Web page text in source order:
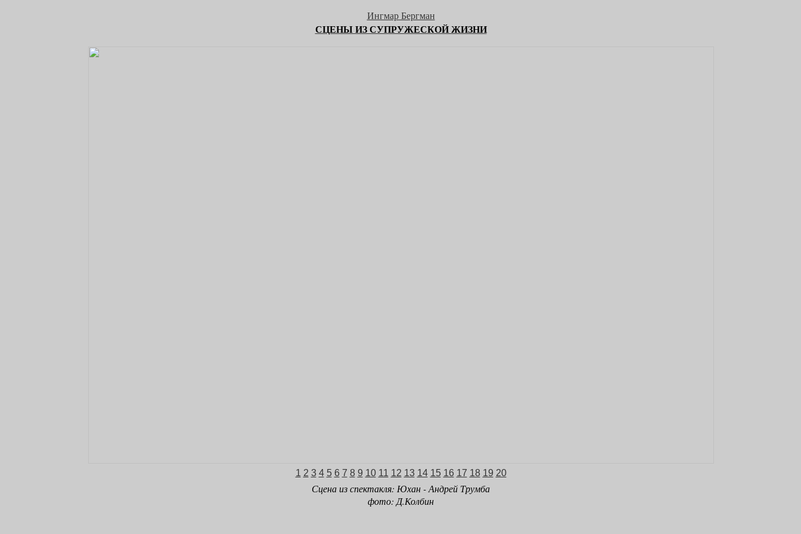
Ингмар Бергман
СЦЕНЫ ИЗ СУПРУЖЕСКОЙ ЖИЗНИ
1 2 3 4 5 6 7 8 9 10 11 12 13 14 15 16 17 18 19 20
Сцена из спектакля: Юхан - Андрей Трумба
фото: Д.Колбин